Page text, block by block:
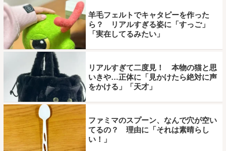
羊毛フェルトでキャタピーを作った
ら？ リアルすぎる姿に「すっご」
「実在してるみたい」
リアルすぎて二度見！ 本物の猫と思
いきや…正体に「見かけたら絶対に声
をかける」「天才」
ファミマのスプーン、なんで穴が空い
てるの？ 理由に「それは素晴らし
い！」